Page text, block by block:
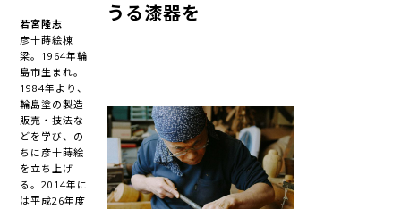
若宮隆志
彦十蒔絵棟
梁。1964年輪
島市生まれ。
1984年より、
輪島塗の製造
販売・技法な
どを学び、の
ちに彦十蒔絵
を立ち上げ
る。2014年に
は平成26年度
うる漆器を